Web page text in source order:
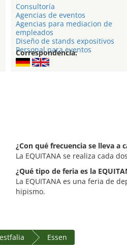
Consultoría
Agencias de eventos
Agencias para mediacion de
empleados
Diseño de stands expositivos
Personal para eventos
Correspondencia:
¿Con qué frecuencia se lleva a
La EQUITANA se realiza cada
¿Qué tipo de feria es la
La EQUITANA es una feria de
hipismo.
Essen